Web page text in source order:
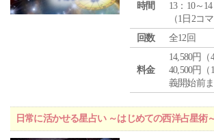
時間
13：10～
（1日2コマ
回数
全12回
料金
14,580円
40,500円
義開始前ま
日常に活かせる星占い ～はじめての西洋占星術